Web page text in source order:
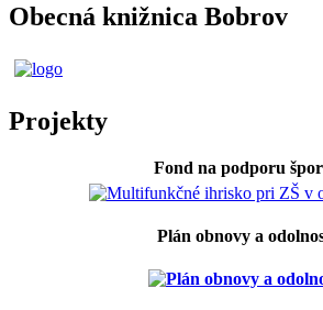
Obecná knižnica Bobrov
Projekty
Fond na podporu
Plán obnovy a